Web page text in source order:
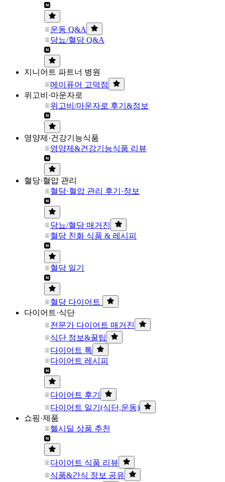
운동 Q&A
당뇨/혈당 Q&A
지니어트 파트너 병원
메이퓨어 고덕점
위고비·마운자로
위고비/마운자로 후기&정보
영양제·건강기능식품
영양제&건강기능식품 리뷰
혈당·혈압 관리
혈당·혈압 관리 후기·정보
당뇨/혈당 매거진
혈당 친화 식품 & 레시피
혈당 일기
혈당 다이어트
다이어트·식단
전문가 다이어트 매거진
식단 정보&꿀팁
다이어트 톡
다이어트 레시피
다이어트 후기
다이어트 일기(식단,운동)
쇼핑·제품
헬시딜 상품 추천
다이어트 식품 리뷰
식품&간식 정보 공유